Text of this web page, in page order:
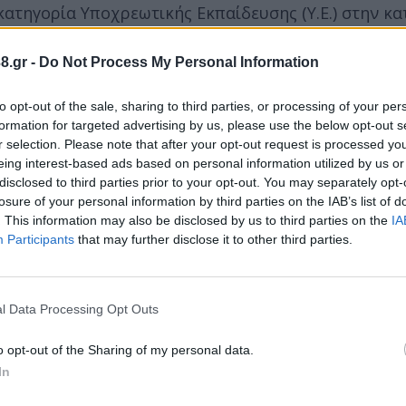
- Do Not Process My Personal Information
opt-out of the sale, sharing to third parties, or processing of your
for targeted advertising by us, please use the below opt-out
selection. Please note that after your opt-out request is processed
interest-based ads based on personal information utilized by us
to third parties prior to your opt-out. You may separately
of your personal information by third parties on the IAB’s list of
This information may also be disclosed by us to third parties on the
Participants that may further disclose it to other third parties.
Data Processing Opt Outs
opt-out of the Sharing of my personal data.
Υποχρεωτικής Εκπαίδευσης (Υ.Ε.) στην
άδειας εργασίας προσωπικού ασφαλείας.
του κλάδου ασφάλειας και φύλαξης.
ειδικοτήτων όπως: